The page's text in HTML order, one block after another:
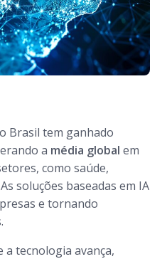
Brasil tem ganhado
a média global em
como saúde,
soluções baseadas em IA
e tornando
a tecnologia avança,